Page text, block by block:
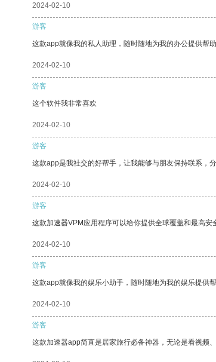
2024-02-10
游客
这款app就像我的私人助理，随时随地为我的办公提供帮
2024-02-10
游客
这个软件我非常喜欢
2024-02-10
游客
这款app是我社交的好帮手，让我能够与朋友保持联系，分
2024-02-10
游客
这款加速器VPM应用程序可以给你提供全球覆盖和最高安
2024-02-10
游客
这款app就像我的娱乐小助手，随时随地为我的娱乐提供帮
2024-02-10
游客
这款加速器app简直是居家旅行必备神器，无论是看视频